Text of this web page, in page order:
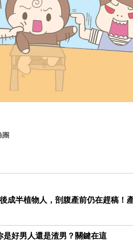
團
成半植物人，剖腹產前仍在趕稿！
是好男人還是渣男？關鍵在這